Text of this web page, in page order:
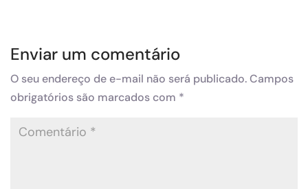
Enviar um comentário
O seu endereço de e-mail não será publicado.Campos
obrigatórios são marcados com *